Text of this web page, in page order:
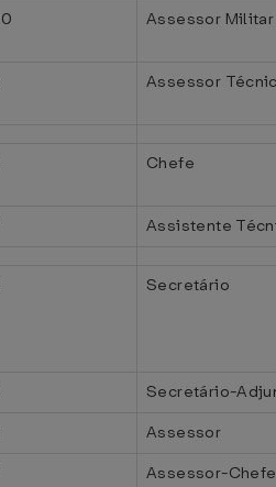
Assessor Militar
Assessor
Chefe
Assistente
Secretário
Secretário-
Assessor
Assessor-